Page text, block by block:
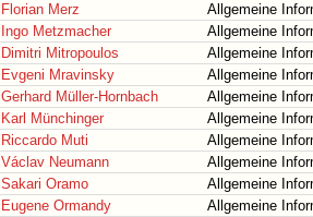
Florian Merz
Allgemeine
Ingo Metzmacher
Allgemeine
Dimitri Mitropoulos
Allgemeine
Evgeni Mravinsky
Allgemeine
Gerhard Müller-Hornbach
Allgemeine
Karl Münchinger
Allgemeine
Riccardo Muti
Allgemeine
Václav Neumann
Allgemeine
Sakari Oramo
Allgemeine
Eugene Ormandy
Allgemeine